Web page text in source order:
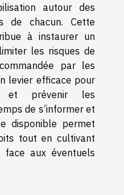
autour des
de chacun. Cette
à instaurer un
les risques de
par les
levier efficace pour
et prévenir les
de s’informer et
disponible permet
tout en cultivant
face aux éventuels